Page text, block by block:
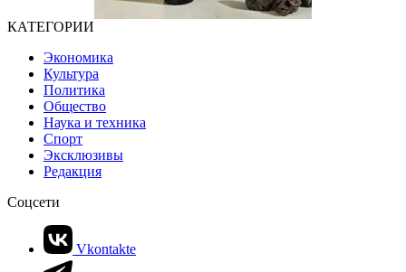
КАТЕГОРИИ
Экономика
Культура
Политика
Общество
Наука и техника
Спорт
Эксклюзивы
Редакция
Соцсети
Vkontakte